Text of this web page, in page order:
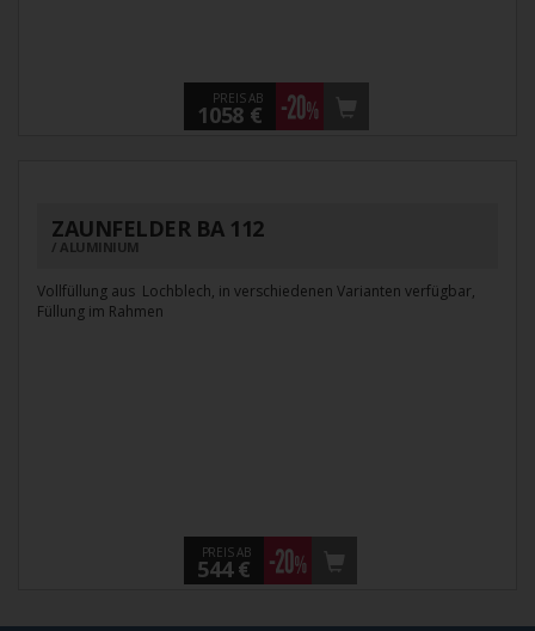
PREIS AB
1058 €
ZAUNFELDER BA 112
ALUMINIUM
Vollfüllung aus Lochblech, in verschiedenen Varianten verfügbar,
Füllung im Rahmen
PREIS AB
544 €